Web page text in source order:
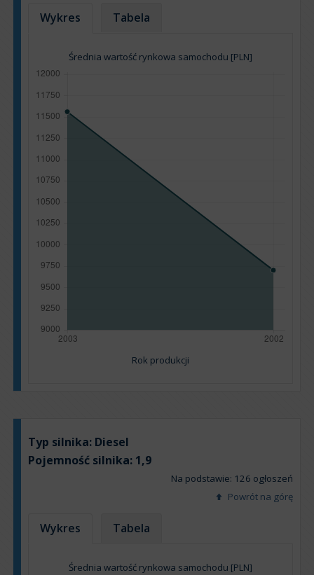
Wykres Tabela
Średnia wartość rynkowa samochodu [PLN]
Rok produkcji
Typ silnika: Diesel
Pojemność silnika: 1,9
Na podstawie: 126 ogłoszeń
Powrót na górę
Wykres Tabela
Średnia wartość rynkowa samochodu [PLN]